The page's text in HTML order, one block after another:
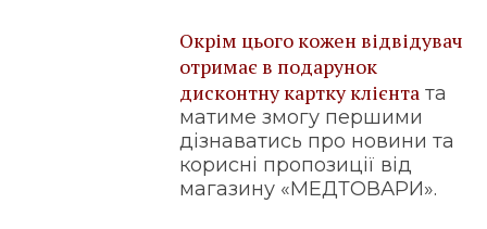
Окрім цього кожен відвідувач
отримає в подарунок
дисконтну картку клієнта та
матиме змогу першими
дізнаватись про новини та
корисні пропозиції від
магазину «МЕДТОВАРИ».